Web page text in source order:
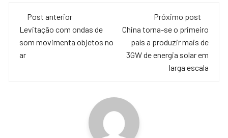
e
b
er s
A
Navegação
de
post
Post anterior
Levitação com ondas de
som movimenta objetos no
ar
Próximo post
China torna-se o primeiro
país a produzir mais de
3GW de energia solar em
larga escala